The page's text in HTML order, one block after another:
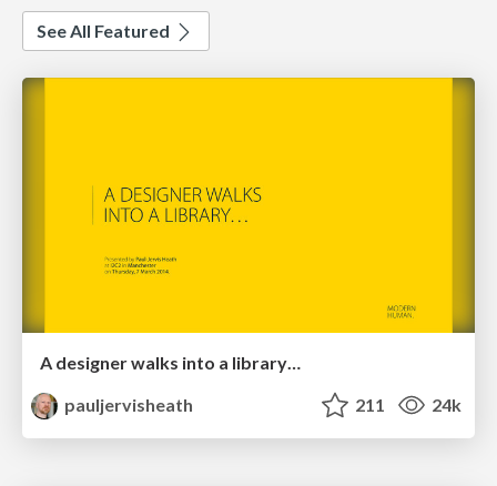
See All Featured
A designer walks into a library…
pauljervisheath
211 24k